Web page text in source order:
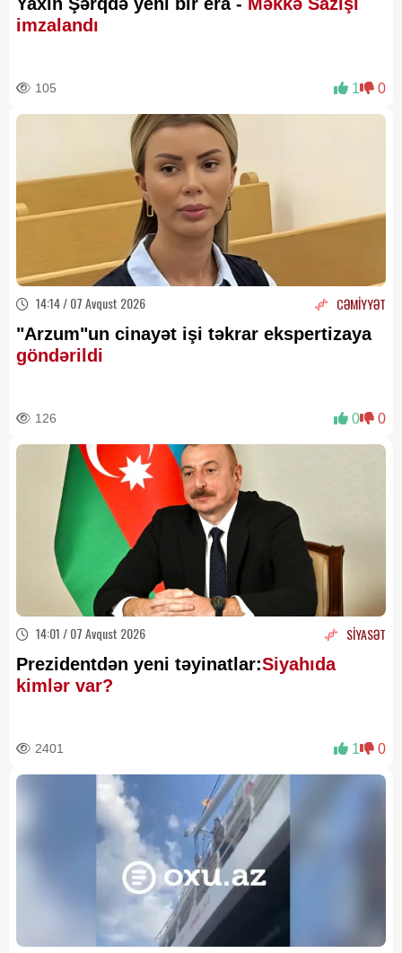
imzalandı
105 1 0
14:14 / 07 Avqust 2026 CƏMİYYƏT
"Arzum"un cinayət işi təkrar ekspertizaya
göndərildi
126 0 0
14:01 / 07 Avqust 2026 SİYASƏT
Prezidentdən yeni təyinatlar:Siyahıda
kimlər var?
2401 1 0